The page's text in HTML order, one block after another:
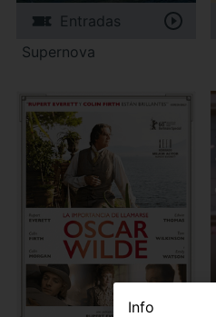
Entradas
Supernova
Info